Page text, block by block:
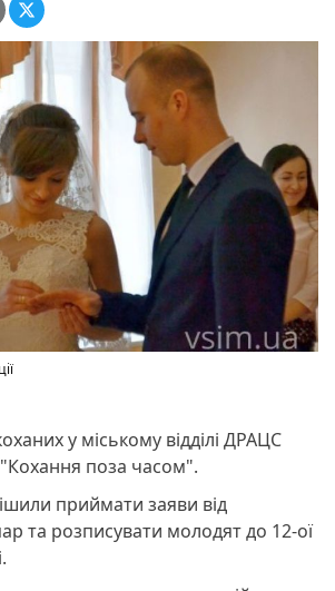
у міському відділі ДРАЦС
поза часом".
приймати заяви від
та розписувати молодят до 12-ої